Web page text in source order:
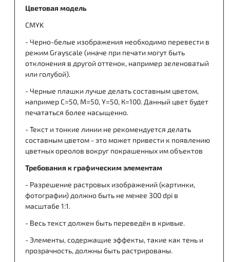
Цветовая модель
CMYK
- Черно-белые изображения необходимо перевести в
режим Grayscale (иначе при печати могут быть
отклонения в другой оттенок, например зеленоватый
или голубой).
- Черные плашки лучше делать составным цветом,
например С=50, М=50, Y=50, К=100. Данный цвет будет
печататься более насыщенно.
- Текст и тонкие линии не рекомендуется делать
составным цветом - это может привести к появлению
цветных ореолов вокруг покрашенных им объектов
Требования к графическим элементам
- Разрешение растровых изображений (картинки,
фотографии) должно быть не менее 300 dpi в
масштабе 1:1.
- Весь текст должен быть переведён в кривые.
- Элементы, содержащие эффекты, такие как тень и
прозрачность, должны быть растрированы.